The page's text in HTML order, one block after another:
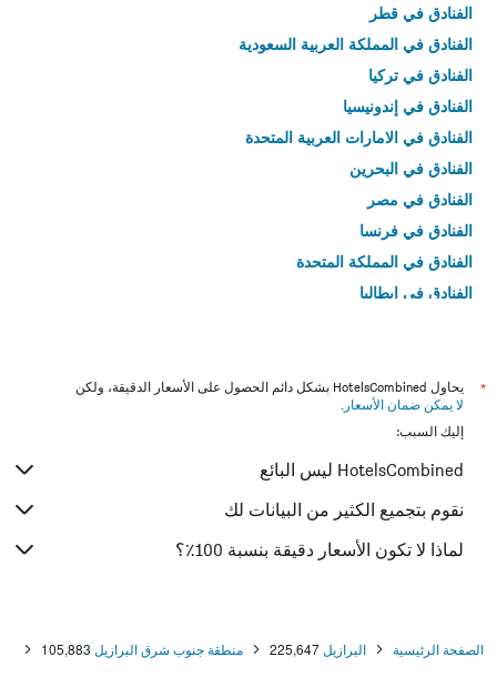
الفنادق في قطر
الفنادق في المملكة العربية السعودية
الفنادق في تركيا
الفنادق في إندونيسيا
الفنادق في الامارات العربية المتحدة
الفنادق في البحرين
الفنادق في مصر
الفنادق في فرنسا
الفنادق في المملكة المتحدة
الفنادق في إيطاليا
*
يحاول HotelsCombined بشكل دائم الحصول على الأسعار الدقيقة، ولكن
لا يمكن ضمان الأسعار .
إليك السبب:
HotelsCombined ليس البائع
نقوم بتجميع الكثير من البيانات لك
لماذا لا تكون الأسعار دقيقة بنسبة 100٪؟
الصفحة الرئيسية البرازيل 225,647 منطقة جنوب شرق البرازيل 105,883